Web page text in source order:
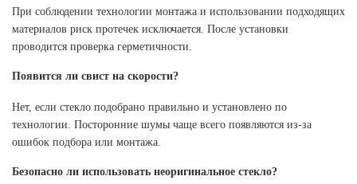
При соблюдении технологии монтажа и использовании подходящих
материалов риск протечек исключается. После установки
проводится проверка герметичности.
Появится ли свист на скорости?
Нет, если стекло подобрано правильно и установлено по
технологии. Посторонние шумы чаще всего появляются из-за
ошибок подбора или монтажа.
Безопасно ли использовать неоригинальное стекло?